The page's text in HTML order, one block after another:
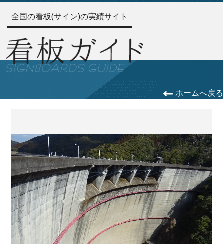
全国の看板(サイン)の実績サイト
ホームへ戻る